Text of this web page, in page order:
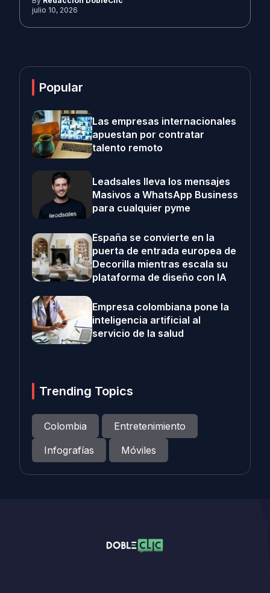
julio 10, 2026
Popular
Las empresas internacionales
apuestan por contratar
talento remoto
Leadsales lleva los mensajes
Masivos a WhatsApp Business
para cualquier pyme
España se convierte en la
puerta de entrada europea de
Decorilla mientras escala su
plataforma de diseño con IA
Empresa colombiana pone la
inteligencia artificial al
servicio de la salud
Trending Topics
Colombia
Entretenimiento
Infografías
Móviles